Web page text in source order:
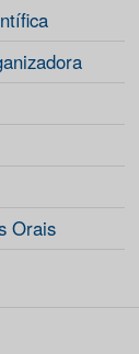
Orais